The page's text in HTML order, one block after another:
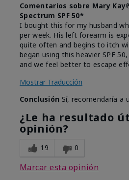
Comentarios sobre Mary
Spectrum SPF 50*
I bought this for my husband
per week. His left forearm is
quite often and begins to itch
began using this heavier SPF
and we feel better to escape
Mostrar Traducción
Conclusión Sí, recomendaría a
¿Le ha resultado
opinión?
19 0
Marcar esta opinión